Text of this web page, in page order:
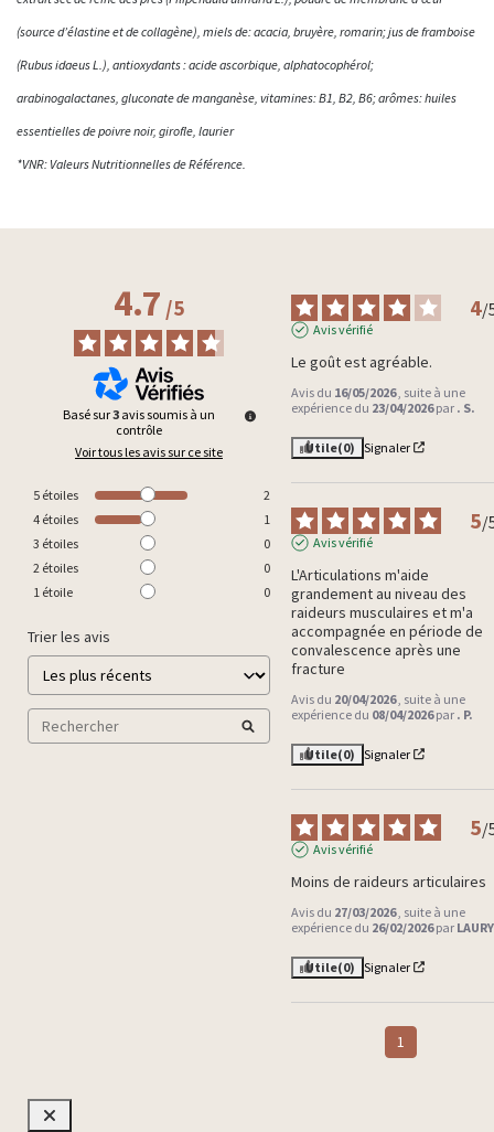
(source d’élastine et de collagène), miels de: acacia, bruyère, romarin; jus de framboise
(Rubus idaeus L.), antioxydants : acide ascorbique, alphatocophérol;
arabinogalactanes, gluconate de manganèse, vitamines: B1, B2, B6; arômes: huiles
essentielles de poivre noir, girofle, laurier
*VNR: Valeurs Nutritionnelles de Référence.
4.7/5
Basé sur3 avis soumis à un
contrôle
Voir tous les avis sur ce site
5 étoiles
2
4 étoiles
1
3 étoiles
0
2 étoiles
0
1 étoile 0
Trier les avis
4/
Avis vérifié
Le goût est agréable.
Avis du 16/05/2026 , suite à une
expérience du 23/04/2026par . S.
Utile(0) Signaler
5/
Avis vérifié
L'Articulations m'aide
grandement au niveau des
raideurs musculaires et m'a
accompagnée en période de
convalescence après une
fracture
Avis du 20/04/2026 , suite à une
expérience du 08/04/2026par . P.
Utile(0) Signaler
5/
Avis vérifié
Moins de raideurs articulaires
Avis du 27/03/2026 , suite à une
expérience du 26/02/2026par
Utile(0) Signaler
1